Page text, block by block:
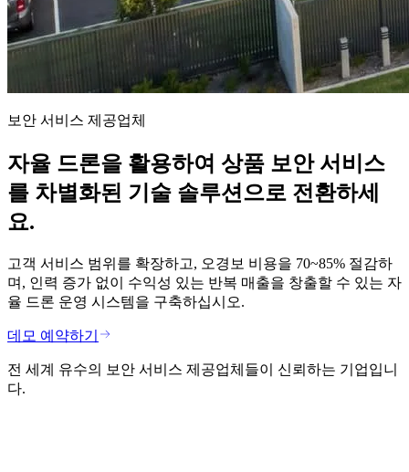
보안 서비스 제공업체
자율 드론을 활용하여 상품 보안 서비스
를 차별화된 기술 솔루션으로 전환하세
요.
고객 서비스 범위를 확장하고, 오경보 비용을 70~85% 절감하
며, 인력 증가 없이 수익성 있는 반복 매출을 창출할 수 있는 자
율 드론 운영 시스템을 구축하십시오.
데모 예약하기
전 세계 유수의 보안 서비스 제공업체들이 신뢰하는 기업입니
다.